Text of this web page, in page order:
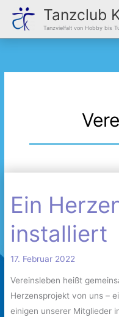
Inhalt
springen
Tanzclub
Tanzvielfalt von Hobby bis
Ein
installiert
17. Februar 2022
Vereinsleben heißt
Herzensprojekt von uns –
einigen unserer Mitglieder
Ein
Herzensprojekt
installiert